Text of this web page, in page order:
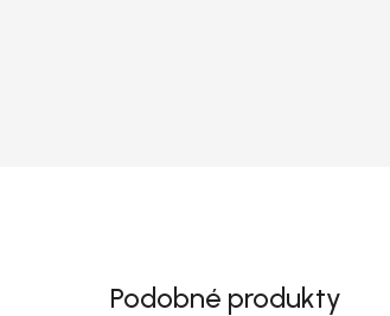
Podobné produkty